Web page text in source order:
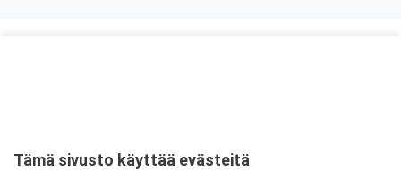
Tarkempi kartta ja ajo-ohjeet
Tämä sivusto käyttää evästeitä